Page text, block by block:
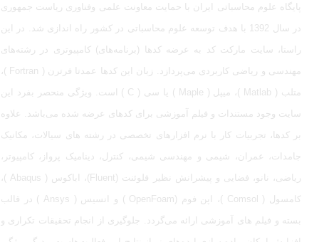
پایگاه علوم محاسباتی ایران با حمایت معاونت علمی وفناوری ریاست جمهوری
در سال 1392 با هدف توسعه علوم محاسباتی در کشور راه اندازی شد. در این
راستا، سایت مارکت کد به عرضه کدها (برنامه‌های) کامپیوتری در رشته‌های
مهندسی و ریاضی کاربردی می‌پردازد. زبان این کدها عمدتا فرترن ( Fortran )،
متلب ( Matlab )، میپل ( Maple ) یا سی ( C ) است. ویژگی منحصر بفرد این
سایت وجود مستندات و فیلم آموزشی برای کدهای عرضه شده می‌باشد. علاوه
بر کدها، تجربیات کار با نرم افزارهای تخصصی در رشته های سیالات، مکانیک
جامدات، عمران، شیمی و مهندسی شیمی، کنترل، دینامیک پرواز، کامپیوتر،
ریاضی، نانو، فضایی و پیشرانش نظیر فلوئنت (Fluent)، اباکوس ( Abaqus )،
کامسول ( Comsol )، اپن فوم (OpenFoam ) و انسیس ( Ansys ) در قالب
بسته‌ و فیلم های آموزشی ارائه می‌گردد. جلوگیری از انجام تحقیقات تکراری و